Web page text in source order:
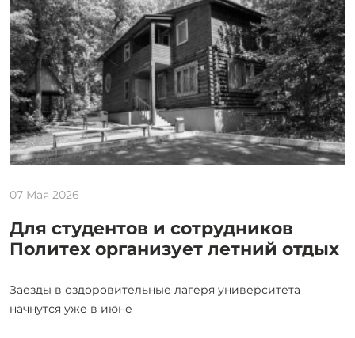
07 Мая 2026
Для студентов и сотрудников
Политех организует летний отдых
Заезды в оздоровительные лагеря университета
начнутся уже в июне